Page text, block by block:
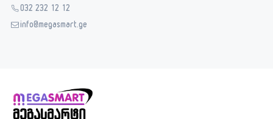
032 232 12 12
info@megasmart.ge